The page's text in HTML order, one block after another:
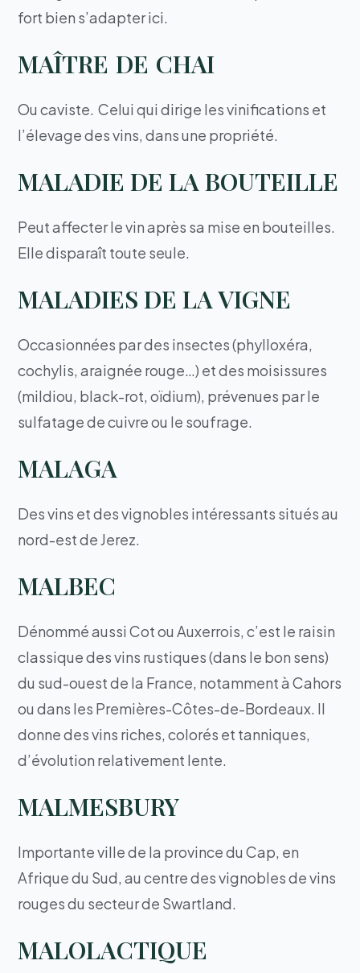
fort bien s’adapter ici.
MAÎTRE DE CHAI
Ou caviste. Celui qui dirige les vinifications et
l’élevage des vins, dans une propriété.
MALADIE DE LA BOUTEILLE
Peut affecter le vin après sa mise en bouteilles.
Elle disparaît toute seule.
MALADIES DE LA VIGNE
Occasionnées par des insectes (phylloxéra,
cochylis, araignée rouge…) et des moisissures
(mildiou, black-rot, oïdium), prévenues par le
sulfatage de cuivre ou le soufrage.
MALAGA
Des vins et des vignobles intéressants situés au
nord-est de Jerez.
MALBEC
Dénommé aussi Cot ou Auxerrois, c’est le raisin
classique des vins rustiques (dans le bon sens)
du sud-ouest de la France, notamment à Cahors
ou dans les Premières-Côtes-de-Bordeaux. Il
donne des vins riches, colorés et tanniques,
d’évolution relativement lente.
MALMESBURY
Importante ville de la province du Cap, en
Afrique du Sud, au centre des vignobles de vins
rouges du secteur de Swartland.
MALOLACTIQUE